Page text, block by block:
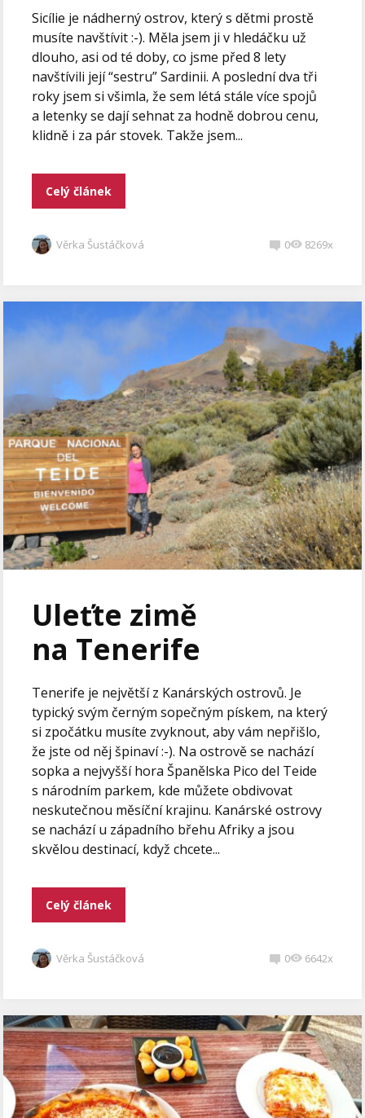
Sicílie je nádherný ostrov, který s dětmi prostě
musíte navštívit :-). Měla jsem ji v hledáčku už
dlouho, asi od té doby, co jsme před 8 lety
navštívili její “sestru” Sardinii. A poslední dva tři
roky jsem si všimla, že sem létá stále více spojů
a letenky se dají sehnat za hodně dobrou cenu,
klidně i za pár stovek. Takže jsem...
Celý článek
Věrka Šustáčková 0 8269x
Uleťte zimě
na Tenerife
Tenerife je největší z Kanárských ostrovů. Je
typický svým černým sopečným pískem, na který
si zpočátku musíte zvyknout, aby vám nepřišlo,
že jste od něj špinaví :-). Na ostrově se nachází
sopka a nejvyšší hora Španělska Pico del Teide
s národním parkem, kde můžete obdivovat
neskutečnou měsíční krajinu. Kanárské ostrovy
se nachází u západního břehu Afriky a jsou
skvělou destinací, když chcete...
Celý článek
Věrka Šustáčková 0 6642x